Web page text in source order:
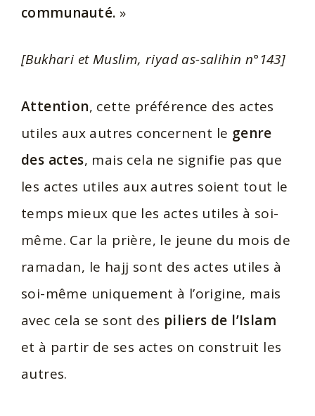
communauté. »
[Bukhari et Muslim, riyad as-salihin n°143]
Attention, cette préférence des actes
utiles aux autres concernent le genre
des actes, mais cela ne signifie pas que
les actes utiles aux autres soient tout le
temps mieux que les actes utiles à soi-
même. Car la prière, le jeune du mois de
ramadan, le hajj sont des actes utiles à
soi-même uniquement à l’origine, mais
avec cela se sont des piliers de l’Islam
et à partir de ses actes on construit les
autres.